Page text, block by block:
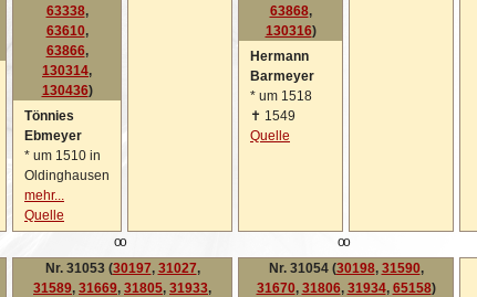
63338,
63610,
63866,
130314,
130436)
Tönnies
Ebmeyer
* um 1510 in
Oldinghausen
mehr...
Quelle
63868,
130316)
Hermann
Barmeyer
* um 1518
✝ 1549
Quelle
oo
oo
Nr. 31053 (30197, 31027,
31589, 31669, 31805, 31933,
Nr. 31054 (30198, 31590,
31670, 31806, 31934, 65158)